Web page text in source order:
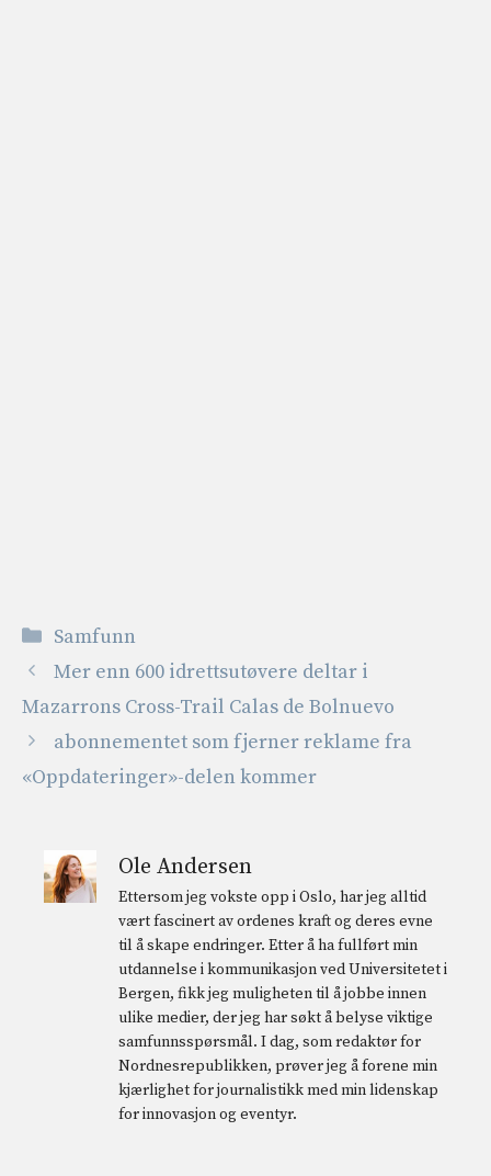
Kategorier
Samfunn
Mer enn 600 idrettsutøvere deltar i
Mazarrons Cross-Trail Calas de Bolnuevo
abonnementet som fjerner reklame fra
«Oppdateringer»-delen kommer
Ole Andersen
Ettersom jeg vokste opp i Oslo, har jeg alltid
vært fascinert av ordenes kraft og deres evne
til å skape endringer. Etter å ha fullført min
utdannelse i kommunikasjon ved Universitetet i
Bergen, fikk jeg muligheten til å jobbe innen
ulike medier, der jeg har søkt å belyse viktige
samfunnsspørsmål. I dag, som redaktør for
Nordnesrepublikken, prøver jeg å forene min
kjærlighet for journalistikk med min lidenskap
for innovasjon og eventyr.